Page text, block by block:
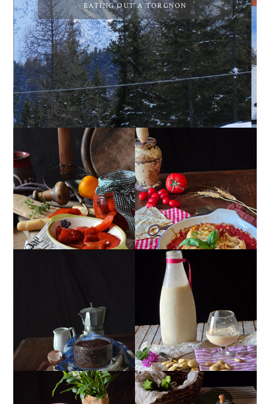
EATING OUT A TORGNON
PEPERONI ALLA
PIEMONTESE
GIRANDOLE DI
RICOTTA
MUG CAKE AL
CIOCCOLATO
MANDORLITO